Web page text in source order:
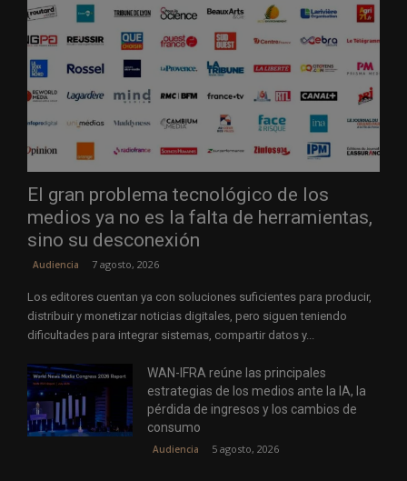
El gran problema tecnológico de los
medios ya no es la falta de herramientas,
sino su desconexión
Audiencia 7 agosto, 2026
Los editores cuentan ya con soluciones suficientes para producir,
distribuir y monetizar noticias digitales, pero siguen teniendo
dificultades para integrar sistemas, compartir datos y...
WAN-IFRA reúne las principales
estrategias de los medios ante la IA, la
pérdida de ingresos y los cambios de
consumo
Audiencia 5 agosto, 2026